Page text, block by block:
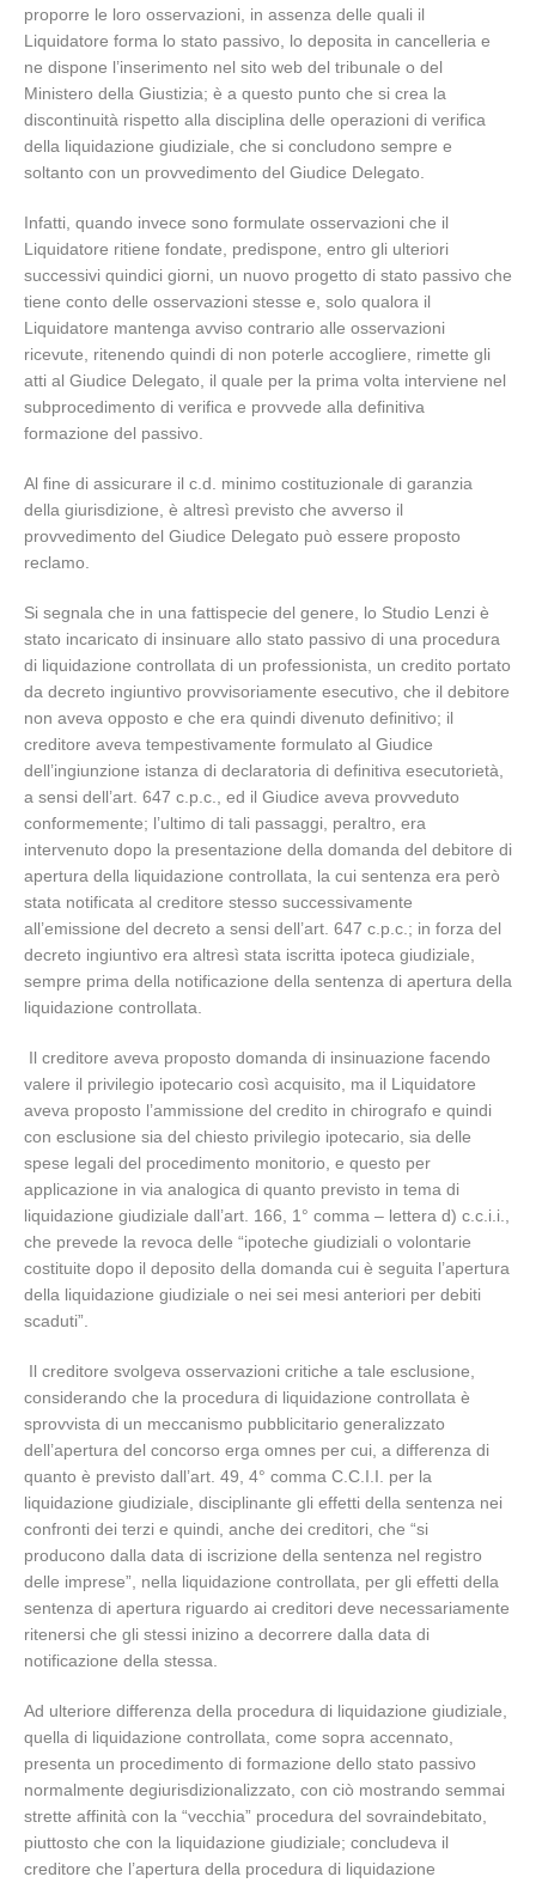
proporre le loro osservazioni, in assenza delle quali il
Liquidatore forma lo stato passivo, lo deposita in cancelleria e
ne dispone l’inserimento nel sito web del tribunale o del
Ministero della Giustizia; è a questo punto che si crea la
discontinuità rispetto alla disciplina delle operazioni di verifica
della liquidazione giudiziale, che si concludono sempre e
soltanto con un provvedimento del Giudice Delegato.
Infatti, quando invece sono formulate osservazioni che il
Liquidatore ritiene fondate, predispone, entro gli ulteriori
successivi quindici giorni, un nuovo progetto di stato passivo che
tiene conto delle osservazioni stesse e, solo qualora il
Liquidatore mantenga avviso contrario alle osservazioni
ricevute, ritenendo quindi di non poterle accogliere, rimette gli
atti al Giudice Delegato, il quale per la prima volta interviene nel
subprocedimento di verifica e provvede alla definitiva
formazione del passivo.
Al fine di assicurare il c.d. minimo costituzionale di garanzia
della giurisdizione, è altresì previsto che avverso il
provvedimento del Giudice Delegato può essere proposto
reclamo.
Si segnala che in una fattispecie del genere, lo Studio Lenzi è
stato incaricato di insinuare allo stato passivo di una procedura
di liquidazione controllata di un professionista, un credito portato
da decreto ingiuntivo provvisoriamente esecutivo, che il debitore
non aveva opposto e che era quindi divenuto definitivo; il
creditore aveva tempestivamente formulato al Giudice
dell’ingiunzione istanza di declaratoria di definitiva esecutorietà,
a sensi dell’art. 647 c.p.c., ed il Giudice aveva provveduto
conformemente; l’ultimo di tali passaggi, peraltro, era
intervenuto dopo la presentazione della domanda del debitore di
apertura della liquidazione controllata, la cui sentenza era però
stata notificata al creditore stesso successivamente
all’emissione del decreto a sensi dell’art. 647 c.p.c.; in forza del
decreto ingiuntivo era altresì stata iscritta ipoteca giudiziale,
sempre prima della notificazione della sentenza di apertura della
liquidazione controllata.
Il creditore aveva proposto domanda di insinuazione facendo
valere il privilegio ipotecario così acquisito, ma il Liquidatore
aveva proposto l’ammissione del credito in chirografo e quindi
con esclusione sia del chiesto privilegio ipotecario, sia delle
spese legali del procedimento monitorio, e questo per
applicazione in via analogica di quanto previsto in tema di
liquidazione giudiziale dall’art. 166, 1° comma – lettera d) c.c.i.i.,
che prevede la revoca delle “ipoteche giudiziali o volontarie
costituite dopo il deposito della domanda cui è seguita l’apertura
della liquidazione giudiziale o nei sei mesi anteriori per debiti
scaduti”.
Il creditore svolgeva osservazioni critiche a tale esclusione,
considerando che la procedura di liquidazione controllata è
sprovvista di un meccanismo pubblicitario generalizzato
dell’apertura del concorso erga omnes per cui, a differenza di
quanto è previsto dall’art. 49, 4° comma C.C.I.I. per la
liquidazione giudiziale, disciplinante gli effetti della sentenza nei
confronti dei terzi e quindi, anche dei creditori, che “si
producono dalla data di iscrizione della sentenza nel registro
delle imprese”, nella liquidazione controllata, per gli effetti della
sentenza di apertura riguardo ai creditori deve necessariamente
ritenersi che gli stessi inizino a decorrere dalla data di
notificazione della stessa.
Ad ulteriore differenza della procedura di liquidazione giudiziale,
quella di liquidazione controllata, come sopra accennato,
presenta un procedimento di formazione dello stato passivo
normalmente degiurisdizionalizzato, con ciò mostrando semmai
strette affinità con la “vecchia” procedura del sovraindebitato,
piuttosto che con la liquidazione giudiziale; concludeva il
creditore che l’apertura della procedura di liquidazione